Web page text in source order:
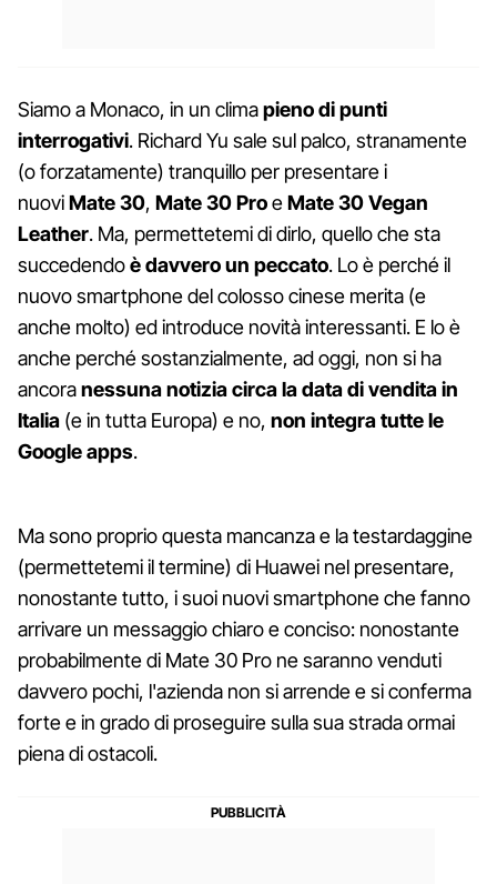
Siamo a Monaco, in un climapieno di punti
interrogativi. Richard Yu sale sul palco, stranamente
(o forzatamente) tranquillo per presentare i
nuoviMate 30, Mate 30 ProeMate 30 Vegan
Leather. Ma, permettetemi di dirlo, quello che sta
succedendoè davvero un peccato. Lo è perché il
nuovo smartphone del colosso cinese merita (e
anche molto) ed introduce novità interessanti. E lo è
anche perché sostanzialmente, ad oggi, non si ha
ancoranessuna notizia circa la data di vendita in
Italia (e in tutta Europa) e no, non integra tutte le
Google apps.
Ma sono proprio questa mancanza e la testardaggine
(permettetemi il termine) di Huawei nel presentare,
nonostante tutto, i suoi nuovi smartphone che fanno
arrivare un messaggio chiaro e conciso: nonostante
probabilmente di Mate 30 Pro ne saranno venduti
davvero pochi, l'azienda non si arrende e si conferma
forte e in grado di proseguire sulla sua strada ormai
piena di ostacoli.